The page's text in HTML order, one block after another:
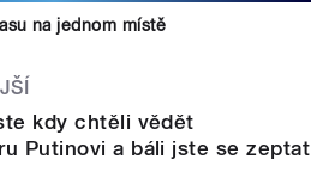
na jednom místě
kdy chtěli vědět
Putinovi a báli jste se zeptat